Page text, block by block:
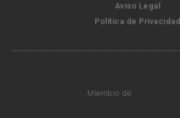
Aviso Legal
Política de Privacidad
Miembro de: